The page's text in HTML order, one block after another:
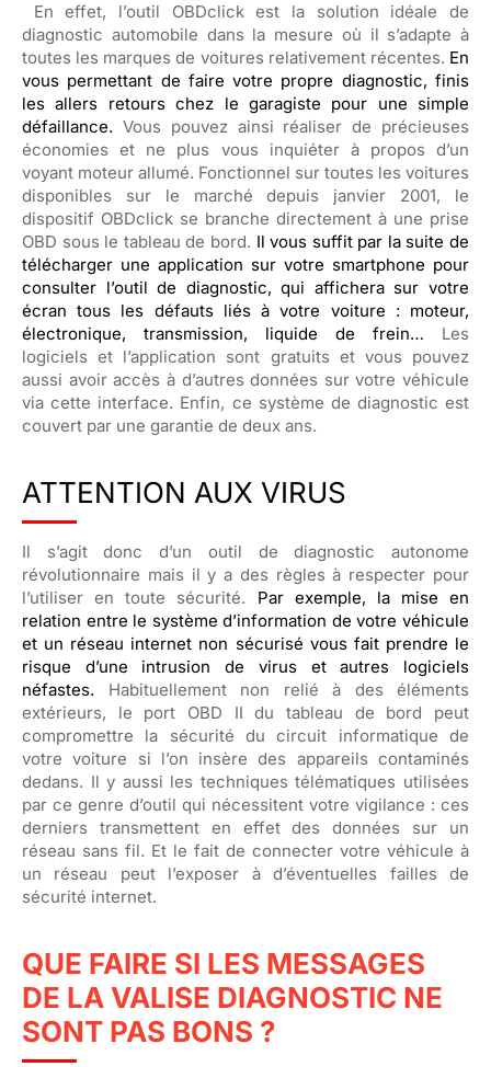
En effet, l’outil OBDclick est la solution idéale de
diagnostic automobile dans la mesure où il s’adapte à
toutes les marques de voitures relativement récentes. En
vous permettant de faire votre propre diagnostic, finis
les allers retours chez le garagiste pour une simple
défaillance. Vous pouvez ainsi réaliser de précieuses
économies et ne plus vous inquiéter à propos d’un
voyant moteur allumé. Fonctionnel sur toutes les voitures
disponibles sur le marché depuis janvier 2001, le
dispositif OBDclick se branche directement à une prise
OBD sous le tableau de bord. Il vous suffit par la suite de
télécharger une application sur votre smartphone pour
consulter l’outil de diagnostic, qui affichera sur votre
écran tous les défauts liés à votre voiture : moteur,
électronique, transmission, liquide de frein… Les
logiciels et l’application sont gratuits et vous pouvez
aussi avoir accès à d’autres données sur votre véhicule
via cette interface. Enfin, ce système de diagnostic est
couvert par une garantie de deux ans.
ATTENTION AUX VIRUS
Il s’agit donc d’un outil de diagnostic autonome
révolutionnaire mais il y a des règles à respecter pour
l’utiliser en toute sécurité. Par exemple, la mise en
relation entre le système d’information de votre véhicule
et un réseau internet non sécurisé vous fait prendre le
risque d’une intrusion de virus et autres logiciels
néfastes. Habituellement non relié à des éléments
extérieurs, le port OBD II du tableau de bord peut
compromettre la sécurité du circuit informatique de
votre voiture si l’on insère des appareils contaminés
dedans. Il y aussi les techniques télématiques utilisées
par ce genre d’outil qui nécessitent votre vigilance : ces
derniers transmettent en effet des données sur un
réseau sans fil. Et le fait de connecter votre véhicule à
un réseau peut l’exposer à d’éventuelles failles de
sécurité internet.
QUE FAIRE SI LES MESSAGES
DE LA VALISE DIAGNOSTIC NE
SONT PAS BONS ?